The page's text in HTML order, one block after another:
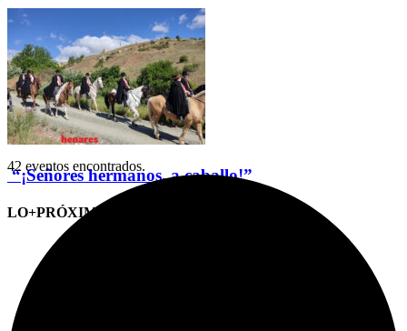
“¡Señores hermanos, a caballo!”
LO+PRÓXIMO (CITAS)
42 eventos encontrados.